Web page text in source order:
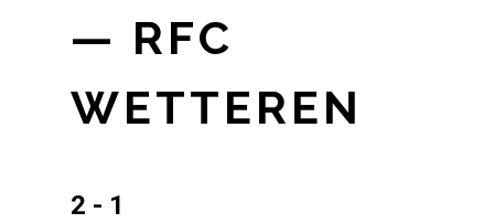
— RFC
WETTEREN
2 - 1